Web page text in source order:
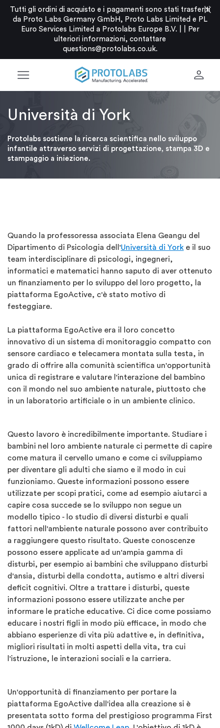
Tutti gli ordini di acquisto e i pagamenti sono stati trasferiti
da Proto Labs Germany GmbH, Proto Labs Limited e PL
Euro Services Limited a Protolabs Europe B.V. |
Per
ulteriori informazioni, contattare
questions@protolabs.co.uk.
close
menu person
Università di York
Protolabs sostiene la ricerca scientifica nello sviluppo
infantile attraverso servizi di progettazione, stampa 3D e
stampaggio a iniezione.
Quando la professoressa associata Elena Geangu del
Dipartimento di Psicologia dell'Università di York e il suo
team interdisciplinare di psicologi, ingegneri,
informatici e matematici hanno saputo di aver ottenuto
un finanziamento per lo sviluppo del loro progetto, la
piattaforma EgoActive, c'è stato motivo di
festeggiare.
La piattaforma EgoActive era il loro concetto
innovativo di un sistema di monitoraggio compatto con
sensore cardiaco e telecamera montata sulla testa, in
grado di offrire alla comunità scientifica un'opportunità
unica di registrare e valutare l'interazione del bambino
con il mondo nel suo ambiente naturale, piuttosto che
in un laboratorio artificiale o in un ambiente clinico.
Questo lavoro è incredibilmente importante. Studiare i
bambini nel loro ambiente naturale ci permette di capire
come matura il cervello umano e come ci sviluppiamo
per diventare gli adulti che siamo e il modo in cui
funzioniamo. Queste informazioni possono essere
utilizzate per scopi pratici, come ad esempio aiutarci a
capire cosa succede se lo sviluppo non segue un
modello tipico - lo studio di diversi disturbi e quali
fattori nell'ambiente naturale possono aver contribuito
a raggiungere questo risultato. Queste conoscenze
possono essere applicate ad un'ampia gamma di
disturbi, per esempio ai bambini che sviluppano disturbi
d'ansia, disturbi della condotta, autismo e altri diversi
deficit cognitivi. Oltre a trattare i disturbi, queste
informazioni possono essere utilizzate anche per
informare le pratiche educative. Ci dice come possiamo
educare i nostri figli in modo più efficace, in modo che
abbiano esperienze di vita più adattive e, in definitiva,
migliori risultati in molti aspetti della vita, tra cui
l'istruzione, le interazioni sociali e la carriera.
Un'opportunità di finanziamento per portare la
piattaforma EgoActive dall'idea alla creazione si è
presentata sotto forma del prestigioso programma First